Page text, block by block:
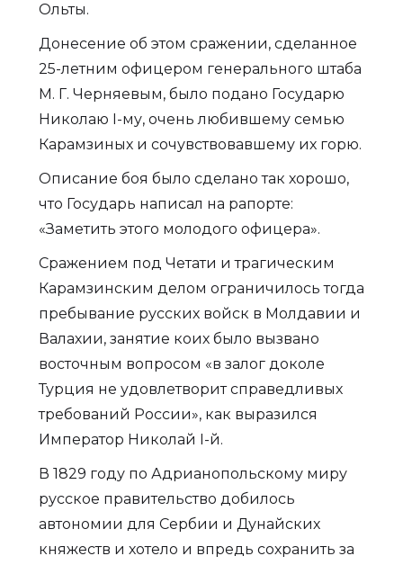
Ольты.
Донесение об этом сражении, сделанное
25-летним офицером генерального штаба
М. Г. Черняевым, было подано Государю
Николаю I-му, очень любившему семью
Карамзиных и сочувствовавшему их горю.
Описание боя было сделано так хорошо,
что Государь написал на рапорте:
«Заметить этого молодого офицера».
Сражением под Четати и трагическим
Карамзинским делом ограничилось тогда
пребывание русских войск в Молдавии и
Валахии, занятие коих было вызвано
восточным вопросом «в залог доколе
Турция не удовлетворит справедливых
требований России», как выразился
Император Николай I-й.
В 1829 году по Адрианопольскому миру
русское правительство добилось
автономии для Сербии и Дунайских
княжеств и хотело и впредь сохранить за